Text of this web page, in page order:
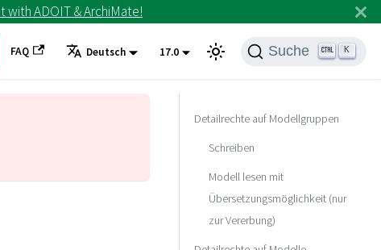
ADOIT & ArchiMate!
FAQ Deutsch 17.0 Suche K
Detailrechte auf Modellgruppen
Schreiben
Modell lesen mit
Übersetzungsmöglichkeit (nur
zur Vererbung)